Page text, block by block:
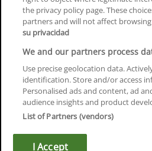
Quiénes
Contacta
Política de
Política de
Canal
¡Síguenos!
the privacy policy page. These
partners and will not affect
su privacidad
We and our partners process
Use precise geolocation data.
identification. Store and/or access
Personalised ads and content, ad
audience insights and product
List of Partners (vendors)
I Accept